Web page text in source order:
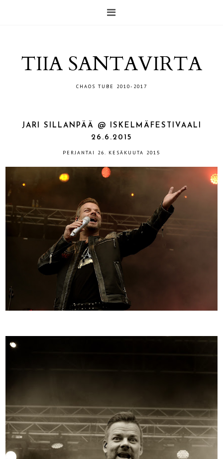
TIIA SANTAVIRTA
CHAOS TUBE 2010-2017
JARI SILLANPÄÄ @ ISKELMÄFESTIVAALI
26.6.2015
PERJANTAI 26. KESÄKUUTA 2015